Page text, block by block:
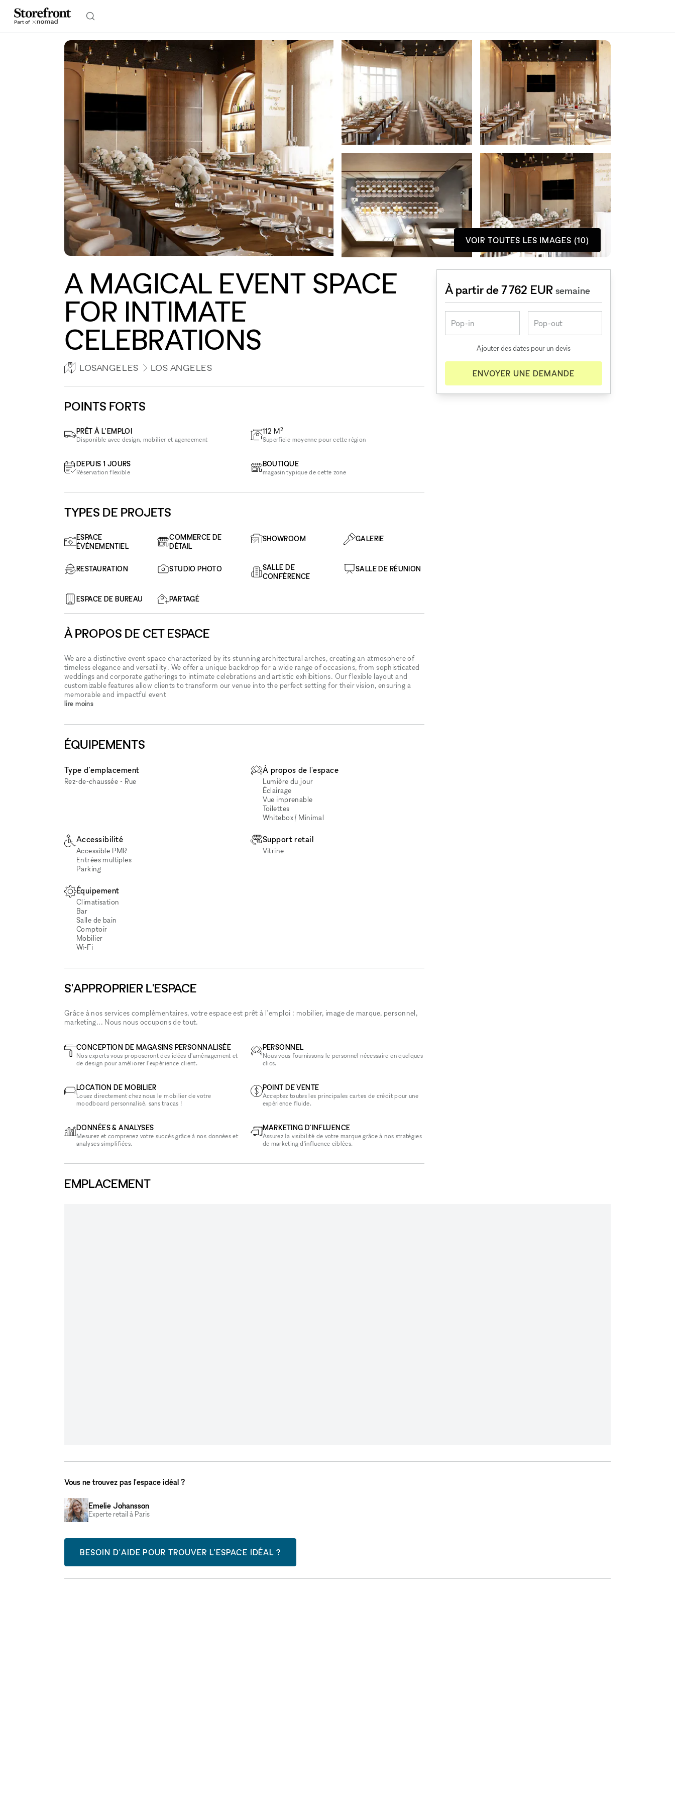
VOIR TOUTES LES IMAGES (10)
A MAGICAL EVENT SPACE
FOR INTIMATE
CELEBRATIONS
LOSANGELES LOS ANGELES
POINTS FORTS
PRÊT À L'EMPLOI
Disponible avec design, mobilier et agencement
DEPUIS 1 JOURS
Réservation flexible
112 M2
Superficie moyenne pour cette région
BOUTIQUE
magasin typique de cette zone
TYPES DE PROJETS
ESPACE
ÉVÉNEMENTIEL
COMMERCE DE
DÉTAIL
SHOWROOM GALERIE
RESTAURATION STUDIO PHOTO
SALLE DE
CONFÉRENCE
SALLE DE RÉUNION
ESPACE DE BUREAU PARTAGÉ
À PROPOS DE CET ESPACE
We are a distinctive event space characterized by its stunning architectural arches, creating an atmosphere of
timeless elegance and versatility. We offer a unique backdrop for a wide range of occasions, from sophisticated
weddings and corporate gatherings to intimate celebrations and artistic exhibitions. Our flexible layout and
customizable features allow clients to transform our venue into the perfect setting for their vision, ensuring a
memorable and impactful event
lire moins
ÉQUIPEMENTS
Type d'emplacement
Rez-de-chaussée - Rue
À propos de l'espace
Lumière du jour
Éclairage
Vue imprenable
Toilettes
Whitebox / Minimal
Accessibilité
Accessible PMR
Entrées multiples
Parking
Support retail
Vitrine
Équipement
Climatisation
Bar
Salle de bain
Comptoir
Mobilier
Wi‑Fi
S'APPROPRIER L'ESPACE
Grâce à nos services complémentaires, votre espace est prêt à l'emploi : mobilier, image de marque, personnel,
marketing... Nous nous occupons de tout.
CONCEPTION DE MAGASINS PERSONNALISÉE
Nos experts vous proposeront des idées d'aménagement et
de design pour améliorer l'expérience client.
LOCATION DE MOBILIER
Louez directement chez nous le mobilier de votre
moodboard personnalisé, sans tracas !
DONNÉES & ANALYSES
Mesurez et comprenez votre succès grâce à nos données et
analyses simplifiées.
PERSONNEL
Nous vous fournissons le personnel nécessaire en quelques
clics.
POINT DE VENTE
Acceptez toutes les principales cartes de crédit pour une
expérience fluide.
MARKETING D'INFLUENCE
Assurez la visibilité de votre marque grâce à nos stratégies
de marketing d'influence ciblées.
À partir de 7 762 EURsemaine
Ajouter des dates pour un devis
ENVOYER UNE DEMANDE
EMPLACEMENT
Vous ne trouvez pas l'espace idéal ?
Emelie Johansson
Experte retail à Paris
BESOIN D'AIDE POUR TROUVER L'ESPACE IDÉAL ?